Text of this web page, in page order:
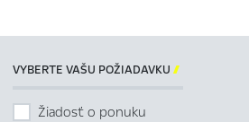
VYBERTE VAŠU POŽIADAVKU 
Žiadosť o ponuku